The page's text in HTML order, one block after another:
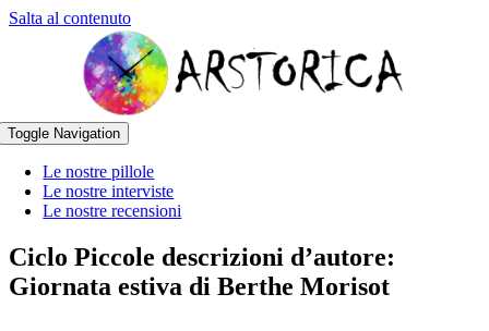
Salta al contenuto
Toggle Navigation
Le nostre pillole
Le nostre interviste
Le nostre recensioni
Ciclo Piccole descrizioni d’autore:
Giornata estiva di Berthe Morisot